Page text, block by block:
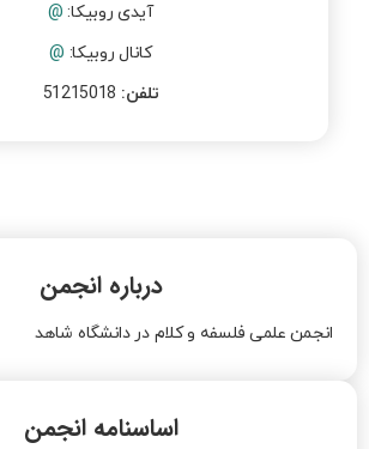
آیدی روبیکا: @
کانال روبیکا: @
تلفن:
درباره انجمن
انجمن علمی فلسفه و کلام در دانشگاه شاهد
اساسنامه انجمن